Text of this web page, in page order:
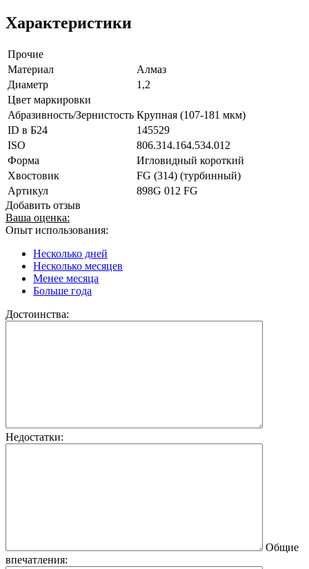
Характеристики
Прочие
Материал
Алмаз
Диаметр
1,2
Цвет маркировки
Абразивность/Зернистость Крупная (107-181 мкм)
ID в Б24
145529
ISO
806.314.164.534.012
Форма
Игловидный короткий
Хвостовик
FG (314) (турбинный)
Артикул
898G 012 FG
Добавить отзыв
Ваша оценка:
Опыт использования:
Несколько дней
Несколько месяцев
Менее месяца
Больше года
Достоинства:
Недостатки:
Общие
впечатления: